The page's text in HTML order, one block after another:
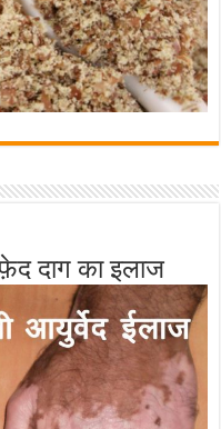
दाग का इलाज